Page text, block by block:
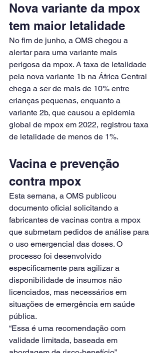
Nova variante da mpox
tem maior letalidade
No fim de junho, a OMS chegou a
alertar para uma variante mais
perigosa da mpox. A taxa de letalidade
pela nova variante 1b na África Central
chega a ser de mais de 10% entre
crianças pequenas, enquanto a
variante 2b, que causou a epidemia
global de mpox em 2022, registrou taxa
de letalidade de menos de 1%.
Vacina e prevenção
contra mpox
Esta semana, a OMS publicou
documento oficial solicitando a
fabricantes de vacinas contra a mpox
que submetam pedidos de análise para
o uso emergencial das doses. O
processo foi desenvolvido
especificamente para agilizar a
disponibilidade de insumos não
licenciados, mas necessários em
situações de emergência em saúde
pública.
“Essa é uma recomendação com
validade limitada, baseada em